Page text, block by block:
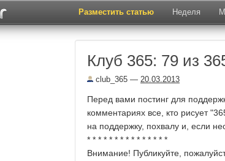
Разместить статью Неделя
Клуб 365: 79 из
club_365 — 20.03.2013
Перед вами постинг для
комментариях все, кто рисует
на поддержку, похвалу и, если
* * * * * * * * * * * * * * *
Внимание! Публикуйте,